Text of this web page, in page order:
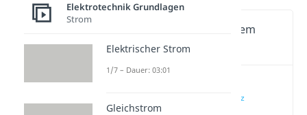
Wichtige Inhalte in diesem
Video
Grenzfrequenz
Elektrotechnik Grundlagen
Strom
Elektrischer Strom
1/7 – Dauer: 03:01
Gleichstrom